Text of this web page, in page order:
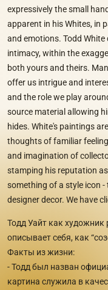
expressively the small
apparent in his Whites, in
and emotions. Todd
intimacy, within the
both yours and theirs.
offer us intrigue and
and the role we play
source material allowing
hides. White's paintings
thoughts of familiar
and imagination of
stamping his reputation
something of a style icon
designer decor. We have
Тодд Уайт как художник
описывает себя, как
Факты из жизни:
- Тодд был назван
картина служила в